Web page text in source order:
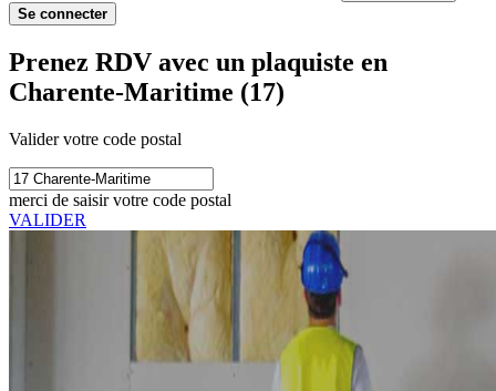
Se connecter
Prenez RDV avec un plaquiste en
Charente-Maritime (17)
Valider votre code postal
merci de saisir votre code postal
VALIDER